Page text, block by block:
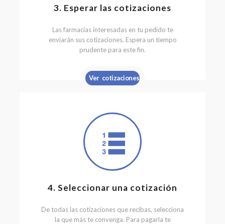
3. Esperar las cotizaciones
Las farmacias interesadas en tu pedido te
enviarán sus cotizaciones. Espera un tiempo
prudente para este fin.
Ver cotizaciones
4. Seleccionar una cotización
De todas las cotizaciones que recibas, selecciona
la que más te convenga. Para pagarla te